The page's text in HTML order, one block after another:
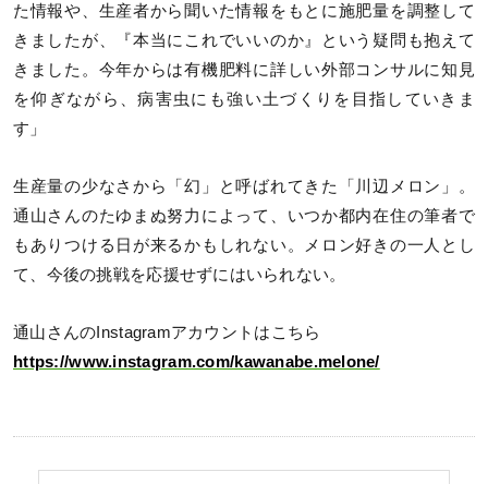
た情報や、生産者から聞いた情報をもとに施肥量を調整して
きましたが、『本当にこれでいいのか』という疑問も抱えて
きました。今年からは有機肥料に詳しい外部コンサルに知見
を仰ぎながら、病害虫にも強い土づくりを目指していきま
す」
生産量の少なさから「幻」と呼ばれてきた「川辺メロン」。
通山さんのたゆまぬ努力によって、いつか都内在住の筆者で
もありつける日が来るかもしれない。メロン好きの一人とし
て、今後の挑戦を応援せずにはいられない。
通山さんのInstagramアカウントはこちら
https://www.instagram.com/kawanabe.melone/